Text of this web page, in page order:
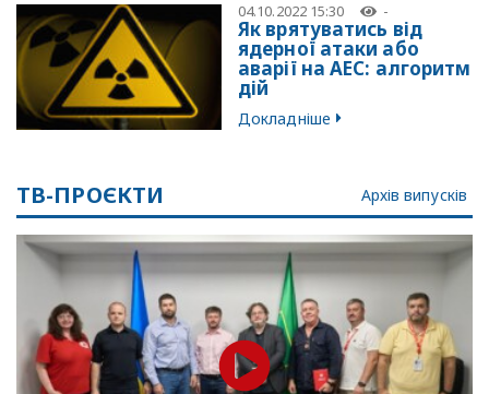
04.10.2022 15:30 -
Як врятуватись від
ядерної атаки або
аварії на АЕС: алгоритм
дій
Докладніше
ТВ-ПРОЄКТИ Архів випусків